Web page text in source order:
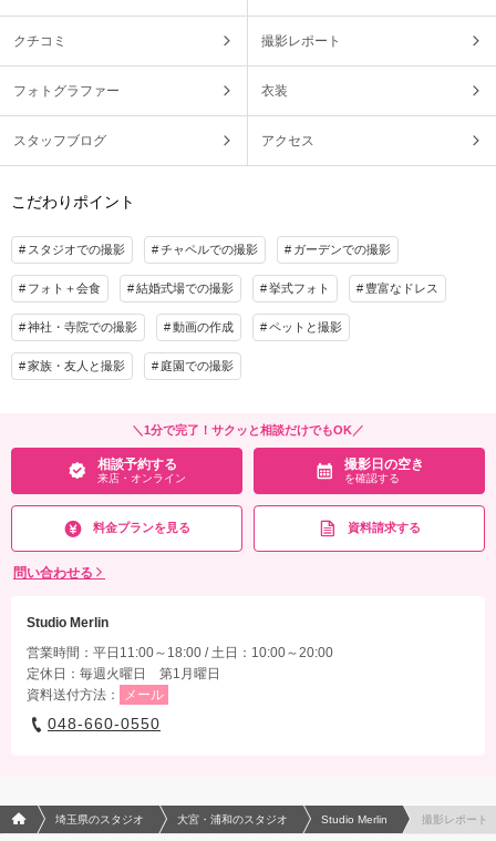
クチコミ 撮影レポート
フォトグラファー 衣装
スタッフブログ アクセス
こだわりポイント
スタジオでの撮影 チャペルでの撮影 ガーデンでの撮影
フォト＋会食 結婚式場での撮影 挙式フォト 豊富なドレス
神社・寺院での撮影 動画の作成 ペットと撮影
家族・友人と撮影 庭園での撮影
＼1分で完了！サクッと相談だけでもOK／
相談予約する
来店・オンライン
撮影日の空き
を確認する
料金プランを見る 資料請求する
問い合わせる
Studio Merlin
営業時間：平日11:00～18:00 / 土日：10:00～20:00
定休日：毎週火曜日 第1月曜日
資料送付方法：
メール
048-660-0550
フォトウエディング/結婚写真のPhotorait ホーム
埼玉県のスタジオ 大宮・浦和のスタジオ Studio Merlin 撮影レポート